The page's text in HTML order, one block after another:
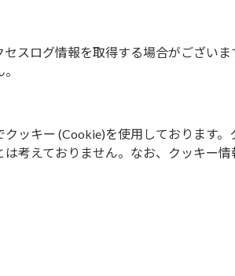
スログ情報を取得する場合がござい
ッキー (Cookie)を使用しております
考えておりません。なお、クッキー